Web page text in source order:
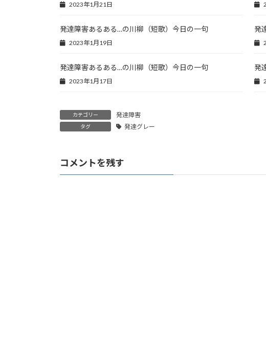
2023年1月21日
発達障害あるある…の川柳（短歌）今日の一句
2023年1月19日
発
発達障害あるある…の川柳（短歌）今日の一句
2023年1月17日
発
カテゴリー 発達障害
タグ 発達グレー
コメントを残す